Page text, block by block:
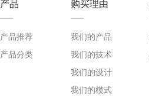
产品
产品推荐
产品分类
购买理由
我们的产品
我们的技术
我们的设计
我们的模式